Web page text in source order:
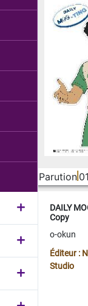
Parution
DAILY
Copy
o-okun
Éditeur :
Studio